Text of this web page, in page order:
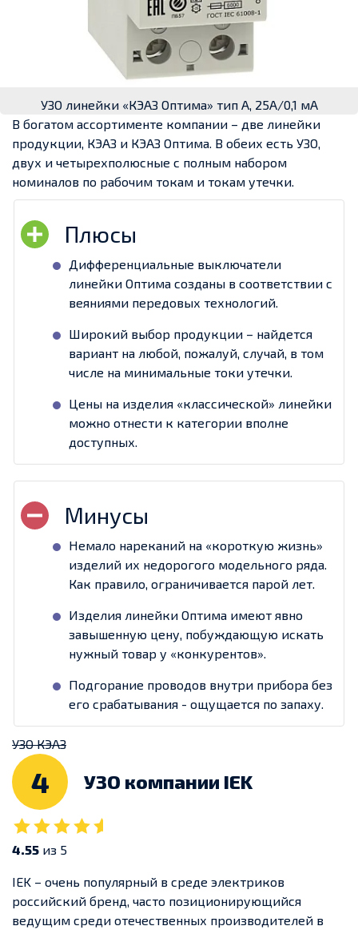
УЗО линейки «КЭАЗ Оптима» тип А, 25А/0,1 мА
В богатом ассортименте компании – две линейки
продукции, КЭАЗ и КЭАЗ Оптима. В обеих есть УЗО,
двух и четырехполюсные с полным набором
номиналов по рабочим токам и токам утечки.
Дифференциальные выключатели
линейки Оптима созданы в соответствии с
веяниями передовых технологий.
Широкий выбор продукции – найдется
вариант на любой, пожалуй, случай, в том
числе на минимальные токи утечки.
Цены на изделия «классической» линейки
можно отнести к категории вполне
доступных.
Немало нареканий на «короткую жизнь»
изделий их недорогого модельного ряда.
Как правило, ограничивается парой лет.
Изделия линейки Оптима имеют явно
завышенную цену, побуждающую искать
нужный товар у «конкурентов».
Подгорание проводов внутри прибора без
его срабатывания - ощущается по запаху.
УЗО КЭАЗ
4 УЗО компании IEK
4.55 из 5
IEK – очень популярный в среде электриков
российский бренд, часто позиционирующийся
ведущим среди отечественных производителей в